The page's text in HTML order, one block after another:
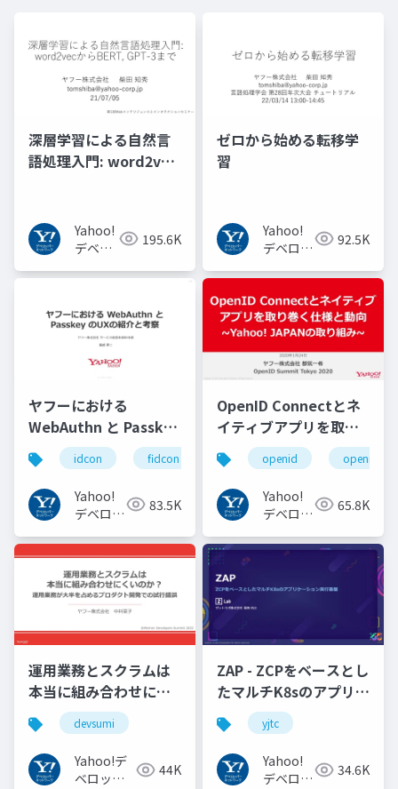
深層学習による自然言
語処理入門: word2vec
Yahoo!
デベロ
ネット
195.6K
ゼロから始める転移学
習
Yahoo!
デベロッ
トワーク
92.5K
ヤフーにおける
WebAuthn と Passkey
の UX の紹介と考察
#idcon #fidcon
idcon fidcon
Yahoo!
デベロッ
トワーク
83.5K
OpenID Connectとネ
イティブアプリを取り
巻く仕様と動向 Yahoo!
JAPANの取り組み
#openid
#openid_tokyo
openid
Yahoo!
デベロッ
トワーク
65.8K
運用業務とスクラムは
本当に組み合わせにく
いのか︖運用業務が大
半を占めるプロダクト
開発での試行錯誤
devsumi
Yahoo!デ
ベロッパ
44K
ZAP - ZCPをベースとし
たマルチK8sのアプリケ
ーション実行基盤
#YJTC / YJTC21 B-3
yjtc
Yahoo!
デベロッ
34.6K